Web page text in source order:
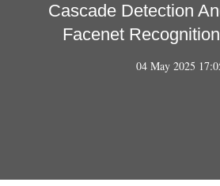
Cascade Detection
Facenet
04 May 2025